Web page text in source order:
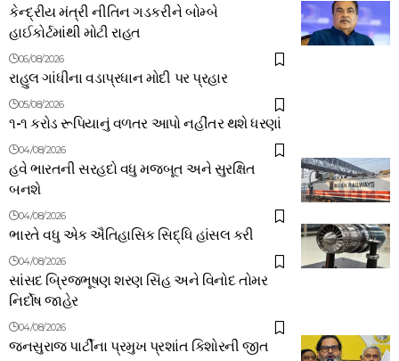
કેન્દ્રીય મંત્રી નીતિન ગડકરીને બોમ્બે
હાઈકોર્ટમાંથી મોટી રાહત
06/08/2026
રાહુલ ગાંધીના વડાપ્રધાન મોદી પર પ્રહાર
05/08/2026
૧-૧ કરોડ રૂપિયાનું વળતર આપો નહીંતર થશે ધરણાં
04/08/2026
હવે ભારતની સરહદો વધુ મજબૂત અને સુરક્ષિત
બનશે
04/08/2026
ભારતે વધુ એક ઐતિહાસિક સિદ્ધિ હાંસલ કરી
04/08/2026
સાંસદ બ્રિજભૂષણ શરણ સિંહ અને વિનોદ તોમર
નિર્દોષ જાહેર
04/08/2026
જનસુરાજ પાર્ટીના પ્રમુખ પ્રશાંત કિશોરની જીત